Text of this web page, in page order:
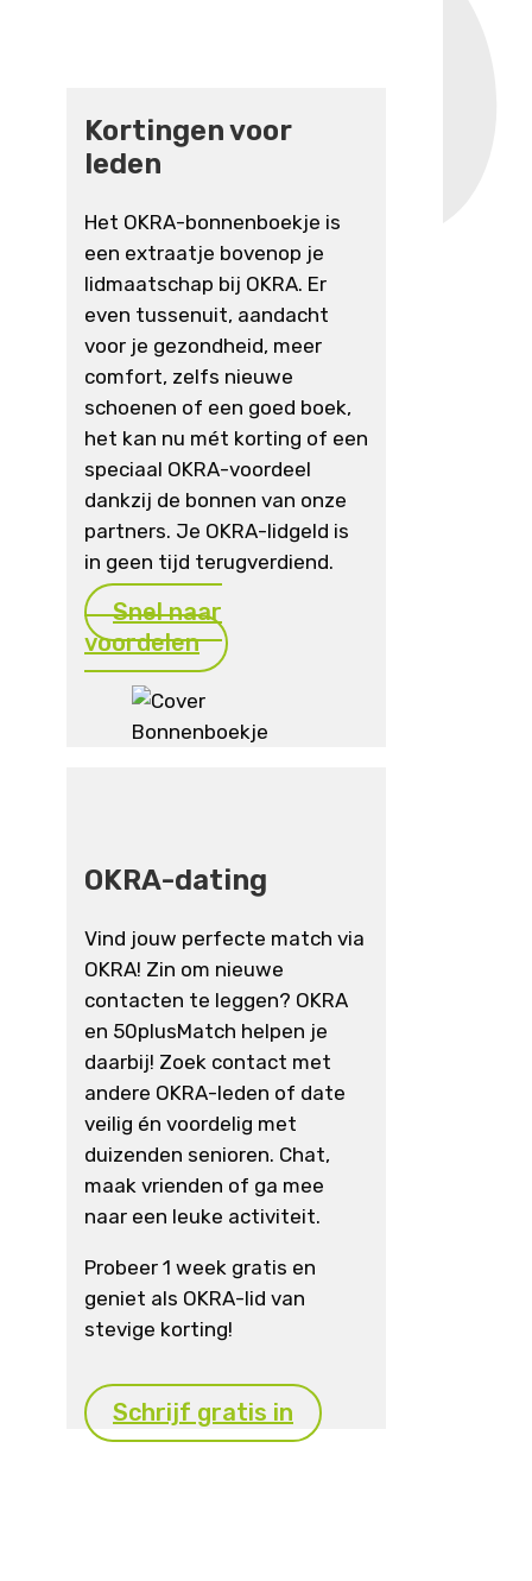
Kortingen voor
leden
Het OKRA-bonnenboekje is
een extraatje bovenop je
lidmaatschap bij OKRA. Er
even tussenuit, aandacht
voor je gezondheid, meer
comfort, zelfs nieuwe
schoenen of een goed boek,
het kan nu mét korting of een
speciaal OKRA-voordeel
dankzij de bonnen van onze
partners. Je OKRA-lidgeld is
in geen tijd terugverdiend.
Snel naar
voordelen
OKRA-dating
Vind jouw perfecte match via
OKRA! Zin om nieuwe
contacten te leggen? OKRA
en 50plusMatch helpen je
daarbij! Zoek contact met
andere OKRA-leden of date
veilig én voordelig met
duizenden senioren. Chat,
maak vrienden of ga mee
naar een leuke activiteit.
Probeer 1 week gratis en
geniet als OKRA-lid van
stevige korting!
Schrijf gratis in